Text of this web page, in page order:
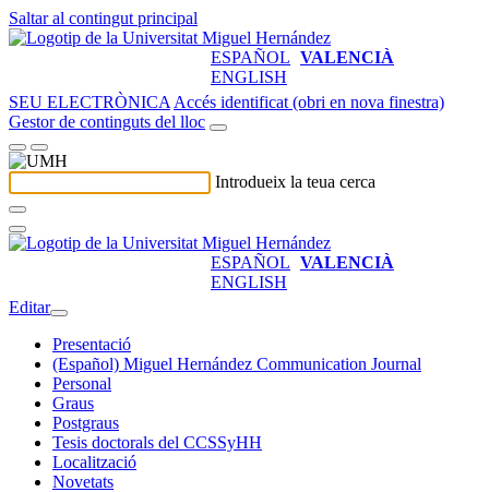
Saltar al contingut principal
ESPAÑOL VALENCIÀ
ENGLISH
SEU ELECTRÒNICA Accés identificat (obri en nova finestra)
Gestor de continguts del lloc
Introdueix la teua cerca
ESPAÑOL VALENCIÀ
ENGLISH
Editar
Presentació
(Español) Miguel Hernández Communication Journal
Personal
Graus
Postgraus
Tesis doctorals del CCSSyHH
Localització
Novetats